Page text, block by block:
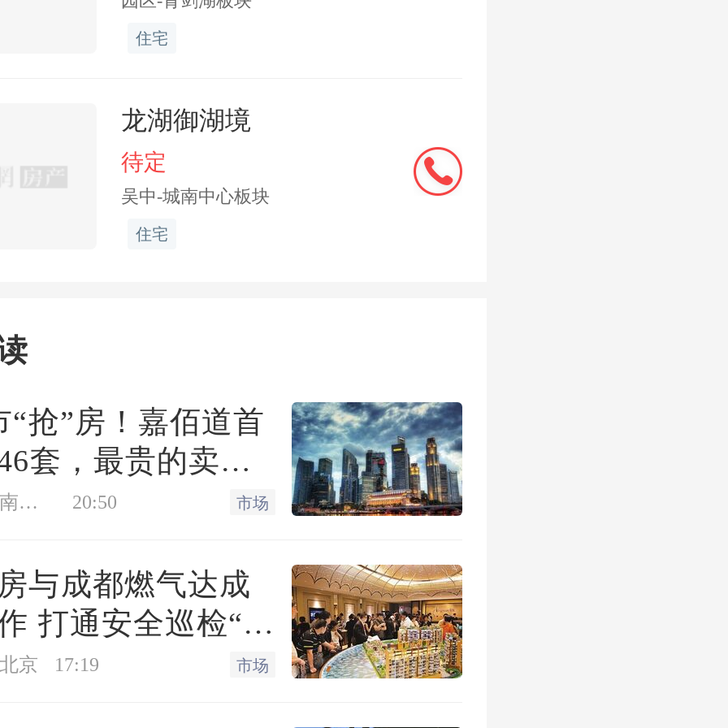
住宅
龙湖御湖境
待定
吴中-城南中心板块
住宅
“抢”房！嘉佰道首
套，最贵的卖得
凤凰网房产南京站 20:50 市场
与成都燃气达成
打通安全巡检“最
京 17:19 市场